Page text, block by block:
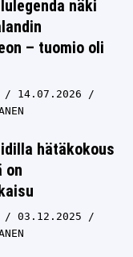
näki
– tuomio oli
14.07.2026
hätäkokous
on
03.12.2025